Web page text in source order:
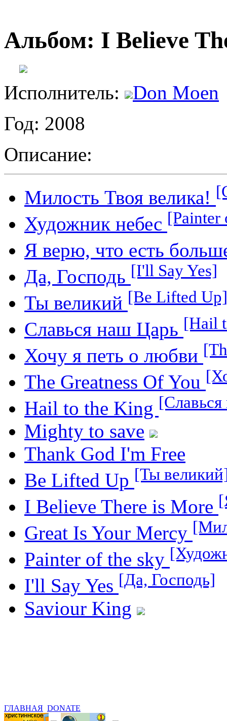
Альбом: I Believe
Исполнитель:
Don Moen
Год: 2008
Описание:
Милость Твоя велика!
Художник небес [Painter
Я верю, что есть
Да, Господь [I'll Say Yes]
Ты великий [Be Lifted Up]
Славься наш Царь [Hail
Хочу я петь о любви
The Greatness Of You
Hail to the King
Mighty to save
Thank God I'm Free
Be Lifted Up [Ты
I Believe There is More
Great Is Your Mercy
Painter of the sky
I'll Say Yes [Да, Господь]
Saviour King
ГЛАВНАЯ DONATE